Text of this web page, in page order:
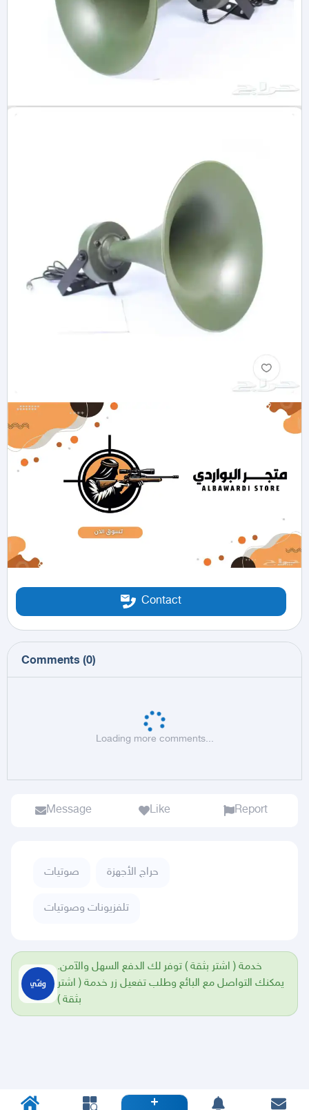
Contact
Comments (0)
Loading more comments...
Message Like Report
صوتيات حراج الأجهزة
تلفزيونات وصوتيات
خدمة ( اشتر بثقة ) توفر لك الدفع السهل والآمن.
يمكنك التواصل مع البائع وطلب تفعيل زر خدمة ( اشتر
بثقة )